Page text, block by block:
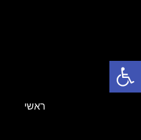
ראשי
פתח סרגל נגישות